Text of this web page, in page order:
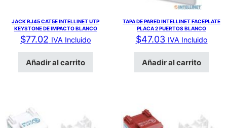
JACK RJ45 CAT5E INTELLINET UTP
KEYSTONE DE IMPACTO BLANCO
$77.02 IVA Incluido
Añadir al carrito
TAPA DE PARED INTELLINET FACEPLATE
PLACA 2 PUERTOS BLANCO
$47.03 IVA Incluido
Añadir al carrito